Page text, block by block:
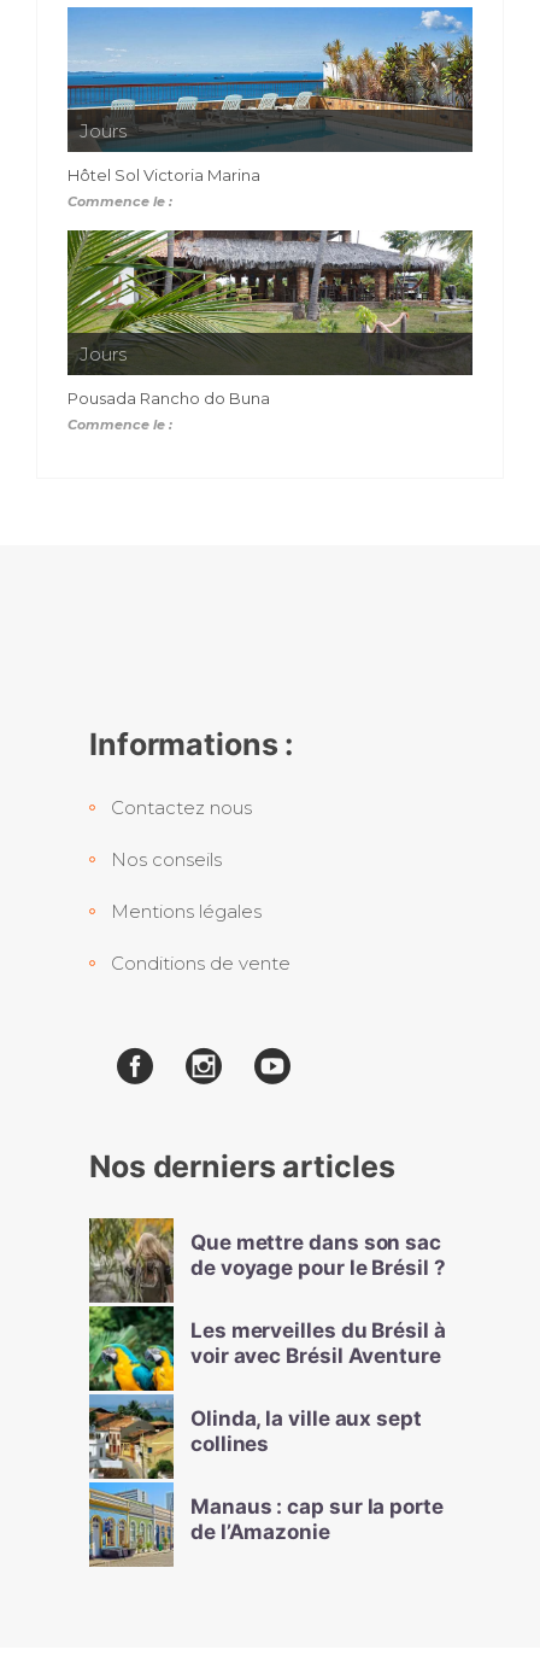
Jours
Hôtel Sol Victoria Marina
Commence le :
Jours
Pousada Rancho do Buna
Commence le :
Informations :
Contactez nous
Nos conseils
Mentions légales
Conditions de vente
Nos derniers articles
Que mettre dans son sac
de voyage pour le Brésil ?
Les merveilles du Brésil à
voir avec Brésil Aventure
Olinda, la ville aux sept
collines
Manaus : cap sur la porte
de l’Amazonie